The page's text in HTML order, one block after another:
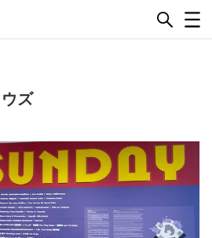
ズ